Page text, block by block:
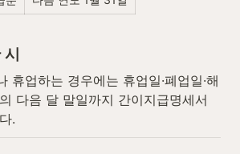
휴업하는 경우에는 휴업일·폐업일·해
다음 달 말일까지 간이지급명세서
.